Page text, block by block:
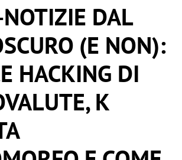
NOTIZIE DAL
(E NON):
HACKING DI
K